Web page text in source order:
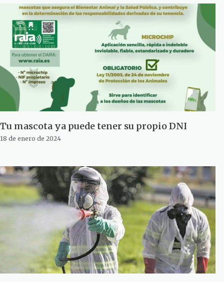
Tu mascota ya puede tener su propio DNI
18 de enero de 2024